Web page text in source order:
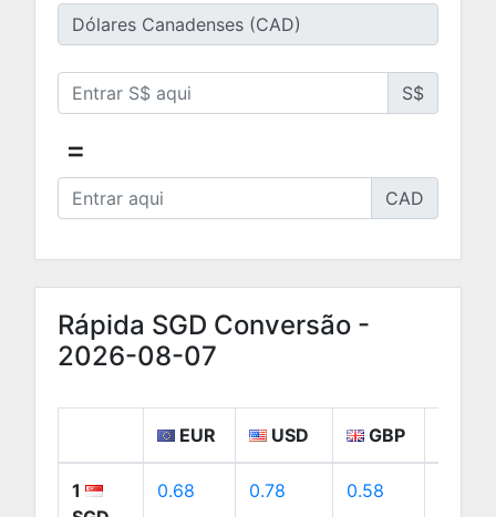
S$
=
CAD
Rápida SGD Conversão -
2026-08-07
EUR USD GBP
1
0.68 0.78 0.58